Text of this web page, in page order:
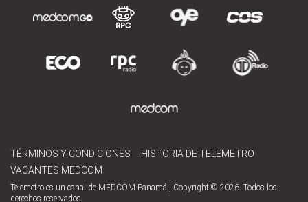
TÉRMINOS Y CONDICIONES
HISTORIA DE TELEMETRO
VACANTES MEDCOM
Telemetro es un canal de MEDCOM Panamá | Copyright © 2026. Todos los
derechos reservados.